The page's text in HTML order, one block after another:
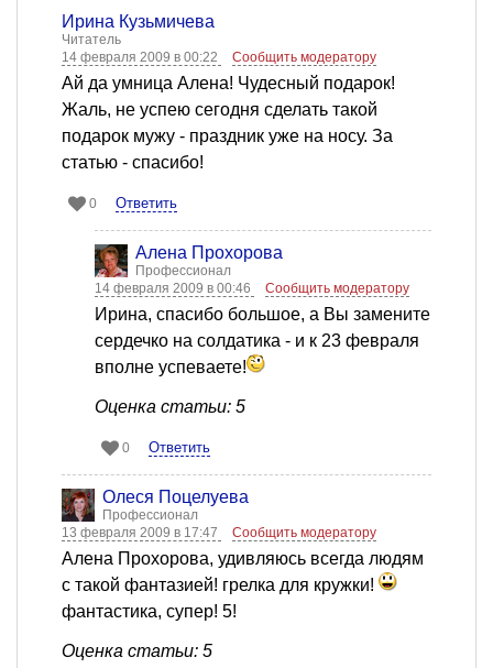
Ирина Кузьмичева
Читатель
14 февраля 2009 в 00:22
Сообщить модератору
Ай да умница Алена! Чудесный подарок!
Жаль, не успею сегодня сделать такой
подарок мужу - праздник уже на носу. За
статью - спасибо!
0 Ответить
Алена Прохорова
Профессионал
14 февраля 2009 в 00:46
Сообщить модератору
Ирина, спасибо большое, а Вы замените
сердечко на солдатика - и к 23 февраля
вполне успеваете!
Оценка статьи: 5
0 Ответить
Олеся Поцелуева
Профессионал
13 февраля 2009 в 17:47
Сообщить модератору
Алена Прохорова, удивляюсь всегда людям
с такой фантазией! грелка для кружки!
фантастика, супер! 5!
Оценка статьи: 5